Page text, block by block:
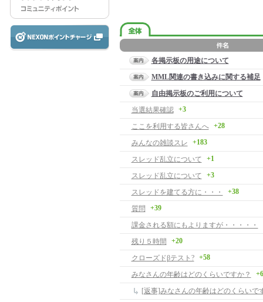
各掲示板の用途について
MML関連の書き込みに関する補足
自由掲示板のご利用について
当選結果確認
+3
ここを利用する皆さんへ +28
みんなの雑談スレ +183
スレッド乱立について +1
スレッド乱立について +3
スレッドを建てる方に・・・ +38
質問 +39
課金される額にもよりますが・・・・・
残り５時間 +20
クローズドβテスト? +58
みなさんの年齢はどのくらいですか？
[返事]みなさんの年齢はどのくらいで